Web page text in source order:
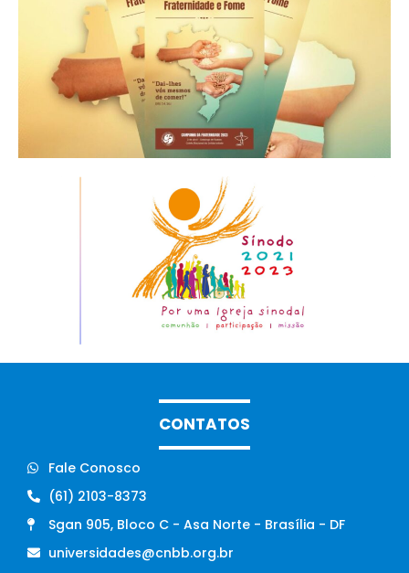
CONTATOS
Fale Conosco
(61) 2103-8373
Sgan 905, Bloco C - Asa Norte - Brasília - DF
universidades@cnbb.org.br